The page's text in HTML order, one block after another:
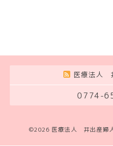
医療法人
0774-
©2026 医療法人 井出産婦